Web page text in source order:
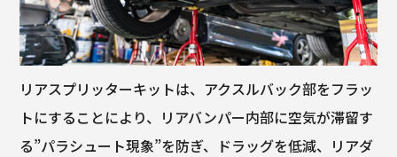
リアスプリッターキットは、アクスルバック部をフラッ
トにすることにより、リアバンパー内部に空気が滞留す
る”パラシュート現象”を防ぎ、ドラッグを低減、リアダ